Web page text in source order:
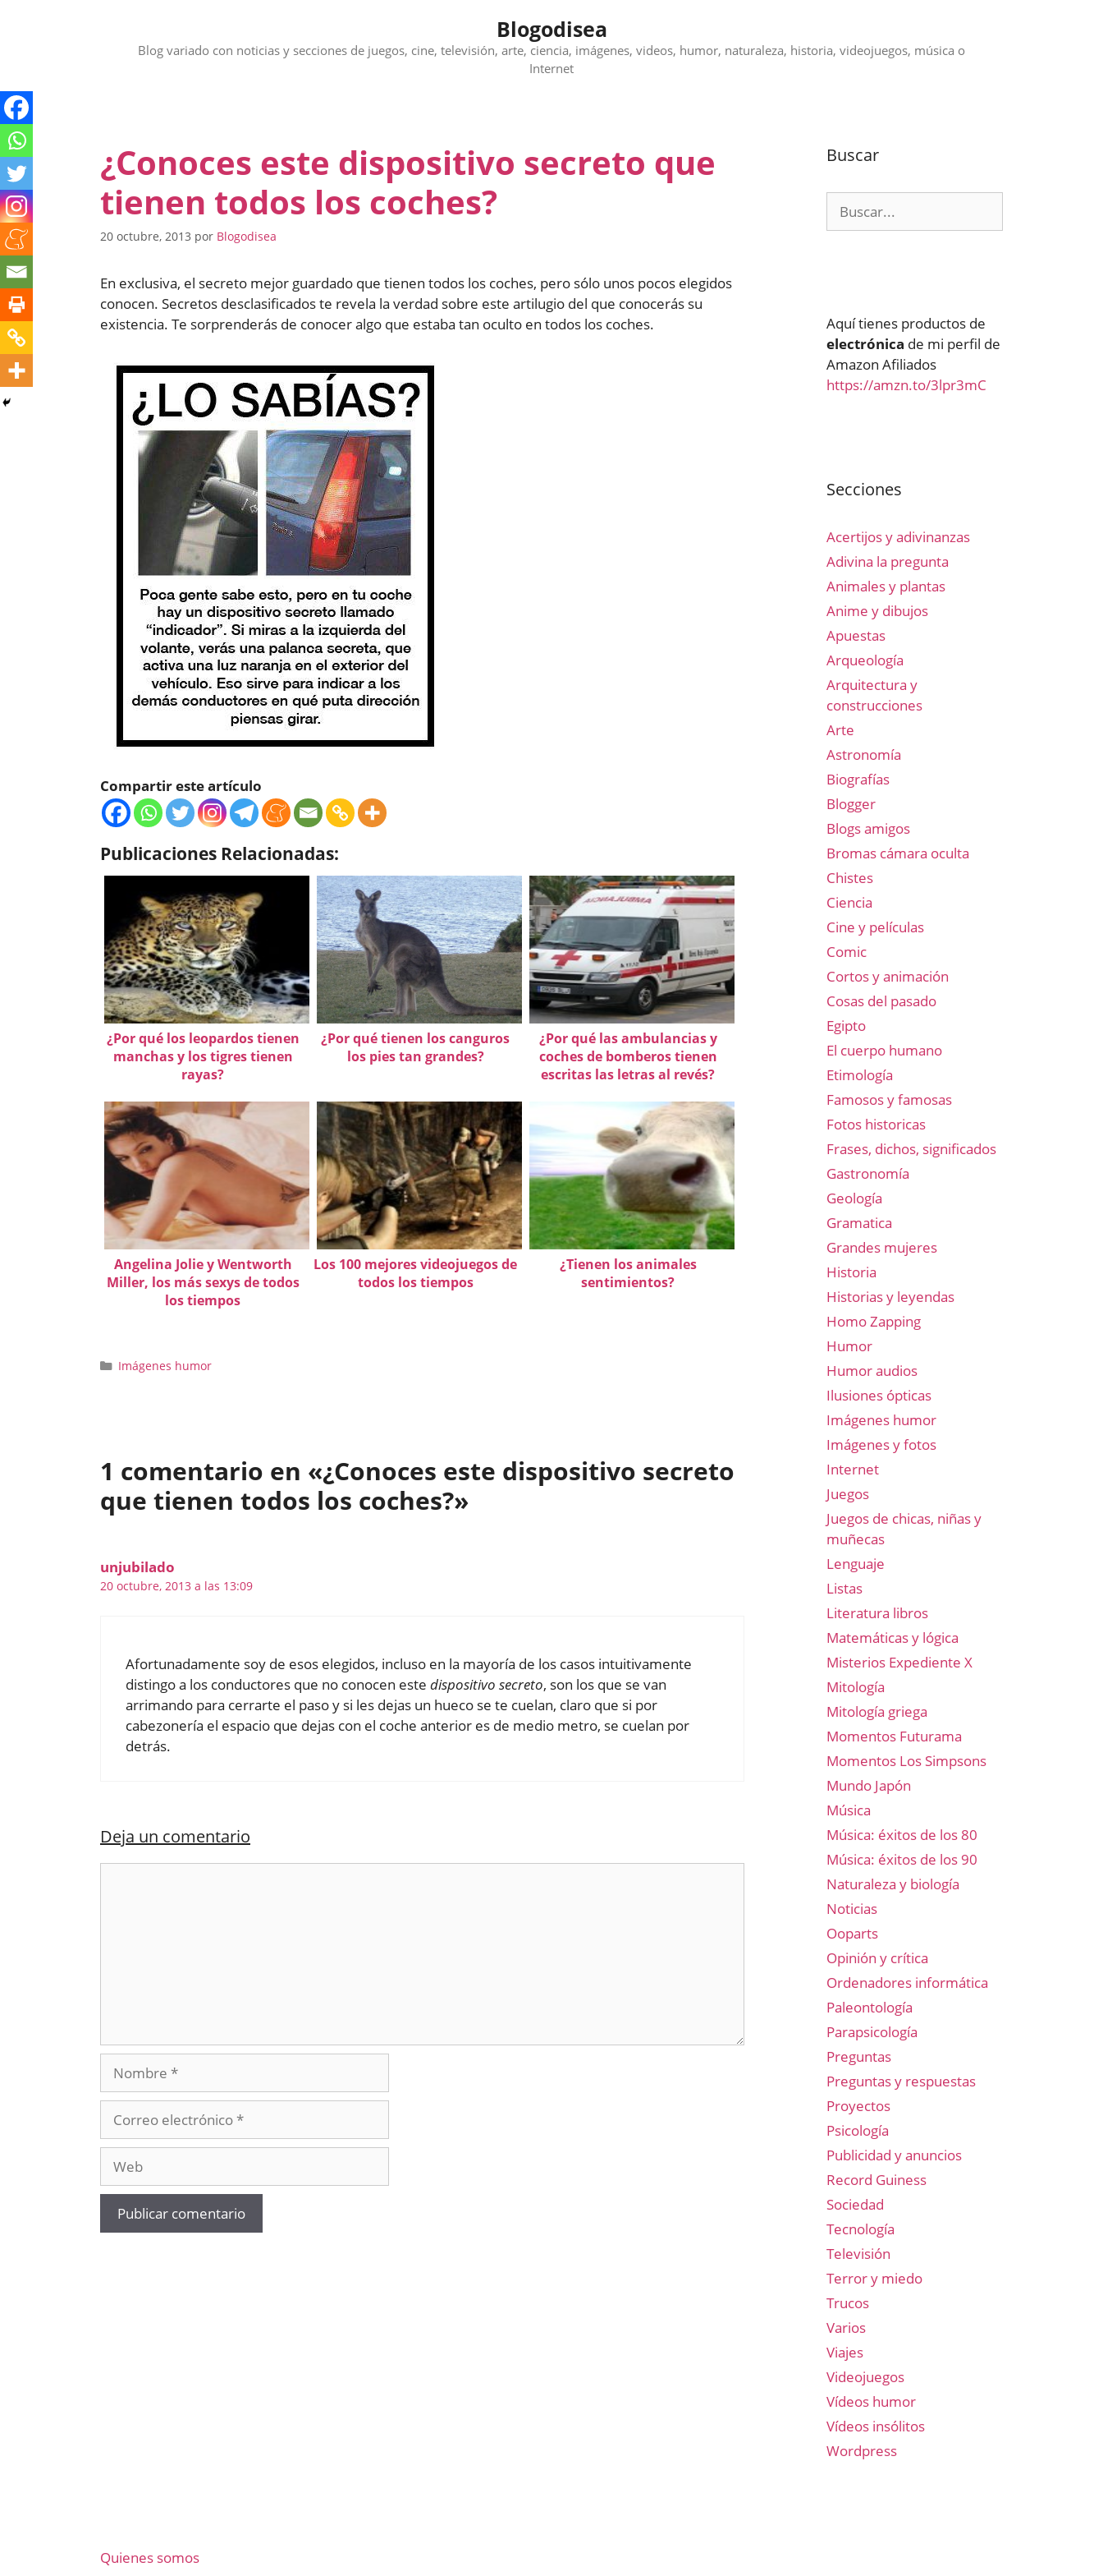
Blogodisea
Blog variado con noticias y secciones de juegos, cine, televisión, arte, ciencia, imágenes, videos, humor, naturaleza, historia, videojuegos, música o
Internet
¿Conoces este dispositivo secreto que
tienen todos los coches?
20 octubre, 2013 por Blogodisea
En exclusiva, el secreto mejor guardado que tienen todos los coches, pero sólo unos pocos elegidos
conocen. Secretos desclasificados te revela la verdad sobre este artilugio del que conocerás su
existencia. Te sorprenderás de conocer algo que estaba tan oculto en todos los coches.
Compartir este artículo
Publicaciones Relacionadas:
¿Por qué los leopardos tienen
manchas y los tigres tienen
rayas?
¿Por qué tienen los canguros
los pies tan grandes?
¿Por qué las ambulancias y
coches de bomberos tienen
escritas las letras al revés?
Angelina Jolie y Wentworth
Miller, los más sexys de todos
los tiempos
Los 100 mejores videojuegos de
todos los tiempos
¿Tienen los animales
sentimientos?
Categorías
Imágenes humor
1 comentario en «¿Conoces este dispositivo secreto
que tienen todos los coches?»
unjubilado
20 octubre, 2013 a las 13:09
Afortunadamente soy de esos elegidos, incluso en la mayoría de los casos intuitivamente
distingo a los conductores que no conocen este dispositivo secreto, son los que se van
arrimando para cerrarte el paso y si les dejas un hueco se te cuelan, claro que si por
cabezonería el espacio que dejas con el coche anterior es de medio metro, se cuelan por
detrás.
Deja un comentario
Nombre
electrónico
Buscar
Aquí tienes productos de
electrónica de mi perfil de
Amazon Afiliados
https://amzn.to/3lpr3mC
Secciones
Acertijos y adivinanzas
Adivina la pregunta
Animales y plantas
Anime y dibujos
Apuestas
Arqueología
Arquitectura y
construcciones
Arte
Astronomía
Biografías
Blogger
Blogs amigos
Bromas cámara oculta
Chistes
Ciencia
Cine y películas
Comic
Cortos y animación
Cosas del pasado
Egipto
El cuerpo humano
Etimología
Famosos y famosas
Fotos historicas
Frases, dichos, significados
Gastronomía
Geología
Gramatica
Grandes mujeres
Historia
Historias y leyendas
Homo Zapping
Humor
Humor audios
Ilusiones ópticas
Imágenes humor
Imágenes y fotos
Internet
Juegos
Juegos de chicas, niñas y
muñecas
Lenguaje
Listas
Literatura libros
Matemáticas y lógica
Misterios Expediente X
Mitología
Mitología griega
Momentos Futurama
Momentos Los Simpsons
Mundo Japón
Música
Música: éxitos de los 80
Música: éxitos de los 90
Naturaleza y biología
Noticias
Ooparts
Opinión y crítica
Ordenadores informática
Paleontología
Parapsicología
Preguntas
Preguntas y respuestas
Proyectos
Psicología
Publicidad y anuncios
Record Guiness
Sociedad
Tecnología
Televisión
Terror y miedo
Trucos
Varios
Viajes
Videojuegos
Vídeos humor
Vídeos insólitos
Wordpress
Quienes somos